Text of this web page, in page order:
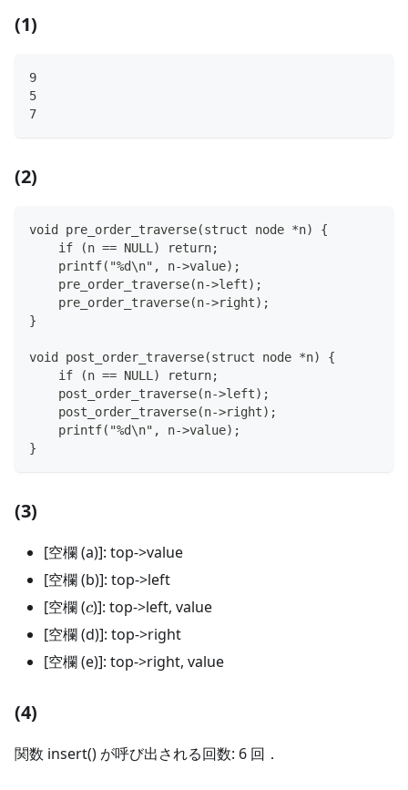
(1)
9
5
7
(2)
void pre_order_traverse(struct node *n) {
    if (n == NULL) return;
    printf("%d\n", n->value);
    pre_order_traverse(n->left);
    pre_order_traverse(n->right);
}
void post_order_traverse(struct node *n) {
    if (n == NULL) return;
    post_order_traverse(n->left);
    post_order_traverse(n->right);
    printf("%d\n", n->value);
}
(3)
[空欄 (a)]: top->value
[空欄 (b)]: top->left
[空欄 (c
c)]: top->left, value
[空欄 (d)]: top->right
[空欄 (e)]: top->right, value
(4)
関数 insert() が呼び出される回数: 6 回．